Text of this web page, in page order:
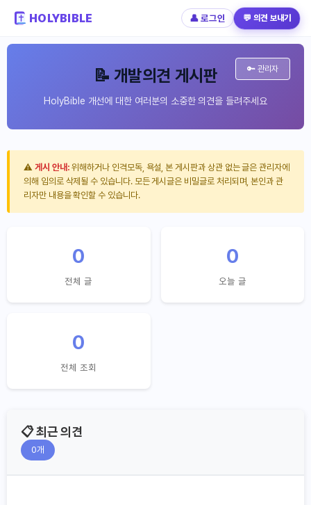
HOLYBIBLE 👤 로그인 💬 의견 보내기
🔑 관리자
📝 개발의견 게시판
HolyBible 개선에 대한 여러분의 소중한 의견을 들려주세요
⚠️ 게시 안내: 위해하거나 인격모독, 욕설, 본 게시판과 상관 없는 글은 관리자에
의해 임의로 삭제될 수 있습니다. 모든 게시글은 비밀글로 처리되며, 본인과 관
리자만 내용을 확인할 수 있습니다.
0
전체 글
0
오늘 글
0
전체 조회
📋 최근 의견
0개